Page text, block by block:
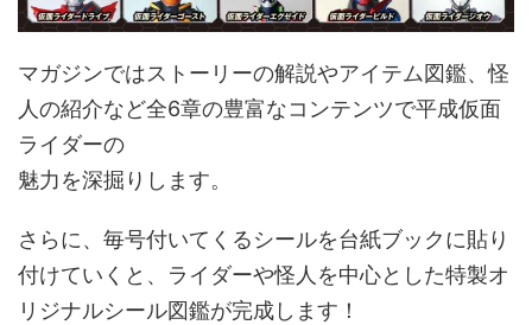
マガジンではストーリーの解説やアイテム図鑑、怪
人の紹介など全6章の豊富なコンテンツで平成仮面
ライダーの
魅力を深掘りします。
さらに、毎号付いてくるシールを台紙ブックに貼り
付けていくと、ライダーや怪人を中心とした特製オ
リジナルシール図鑑が完成します！